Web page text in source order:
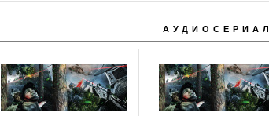
АУДИОСЕРИАЛ